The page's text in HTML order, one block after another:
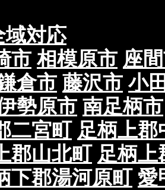
域対応
市 相模原市 座
倉市 藤沢市 小
勢原市 南足柄市
二宮町 足柄上郡
郡山北町 足柄上
下郡湯河原町 愛